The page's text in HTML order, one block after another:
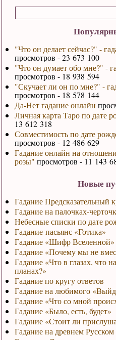
"Что он делает сейчас?" -
просмотров - 23 673 100
"Что он думает обо мне?" -
просмотров - 18 938 594
"Скучает ли он по мне?" -
просмотров - 18 578 144
Да-Нет гадание онлайн
Личная карта Таро по дате
13 612 318
Совместимость по дате
просмотров - 12 486 629
Гадание онлайн на
розы" просмотров - 11 143
Новые
Гадание Предсказательный
Гадание на палочках-
Небесные списки по дате
Гадание-пасьянс «Готика»
Гадание «Шифр Вселенной»
Гадание «Почему мы не
Гадание «Что в глазах, что
планах?»
Гадание по кругу ответов
Гадание на любимого
Гадание «Что со мной
Гадание «Было, есть, будет»
Гадание «Стоит ли
Гадание на древнем Русском